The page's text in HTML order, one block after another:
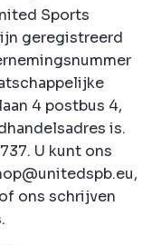
Sports
geregistreerd
4 postbus 4,
is.
U kunt ons
ons schrijven